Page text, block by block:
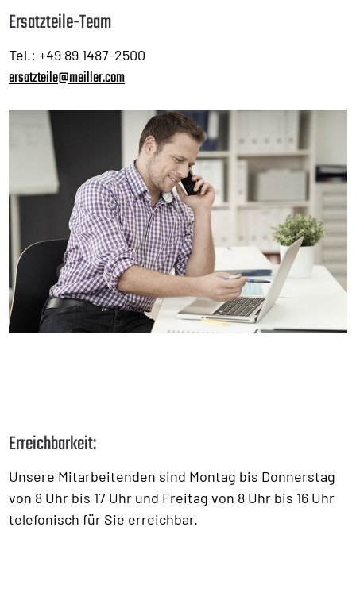
Ersatzteile-Team
Tel.: +49 89 1487-2500
ersatzteile@meiller.com
Erreichbarkeit:
Unsere Mitarbeitenden sind Montag bis Donnerstag
von 8 Uhr bis 17 Uhr und Freitag von 8 Uhr bis 16 Uhr
telefonisch für Sie erreichbar.